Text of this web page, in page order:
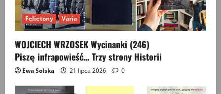
Felietony Varia
WOJCIECH WRZOSEK Wycinanki (246)
Piszę infrapowieść… Trzy strony Historii
Ewa Solska 21 lipca 2026 0